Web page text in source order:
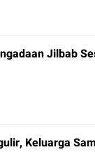
Jilbab
Keluarga